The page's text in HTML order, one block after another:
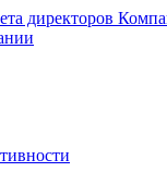
директоров